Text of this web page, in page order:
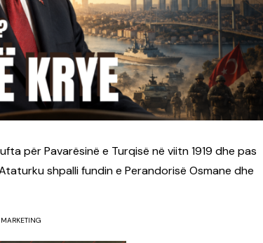
RECETA E DITES
RELAKS
RETRO JAVORE
për Pavarësinë e Turqisë në viitn 1919 dhe pas
shpalli fundin e Perandorisë Osmane dhe
MARKETING